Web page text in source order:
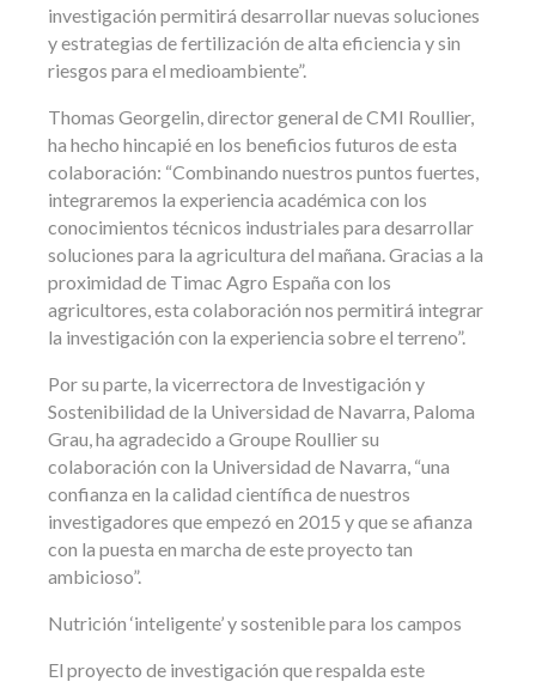
investigación permitirá desarrollar nuevas soluciones
y estrategias de fertilización de alta eficiencia y sin
riesgos para el medioambiente”.
Thomas Georgelin, director general de CMI Roullier,
ha hecho hincapié en los beneficios futuros de esta
colaboración: “Combinando nuestros puntos fuertes,
integraremos la experiencia académica con los
conocimientos técnicos industriales para desarrollar
soluciones para la agricultura del mañana. Gracias a la
proximidad de Timac Agro España con los
agricultores, esta colaboración nos permitirá integrar
la investigación con la experiencia sobre el terreno”.
Por su parte, la vicerrectora de Investigación y
Sostenibilidad de la Universidad de Navarra, Paloma
Grau, ha agradecido a Groupe Roullier su
colaboración con la Universidad de Navarra, “una
confianza en la calidad científica de nuestros
investigadores que empezó en 2015 y que se afianza
con la puesta en marcha de este proyecto tan
ambicioso”.
Nutrición ‘inteligente’ y sostenible para los campos
El proyecto de investigación que respalda este